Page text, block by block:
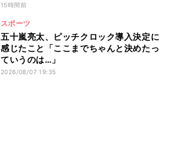
15時間前
スポーツ
五十嵐亮太、ピッチクロック導入決定に
感じたこと「ここまでちゃんと決めたっ
ていうのは…」
2026/08/07 19:35